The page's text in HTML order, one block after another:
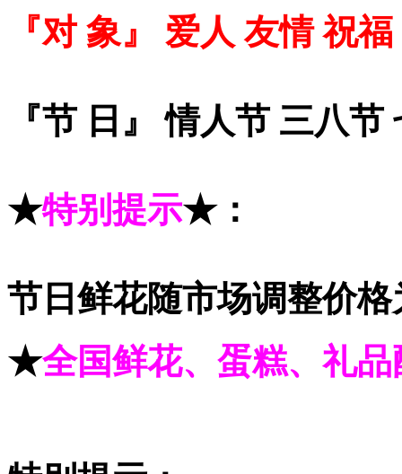
『对 象』 爱人 友情 祝
『节 日』 情人节 三八
★特别提示★：
节日鲜花随市场调整价格
★全国鲜花、蛋糕、礼品